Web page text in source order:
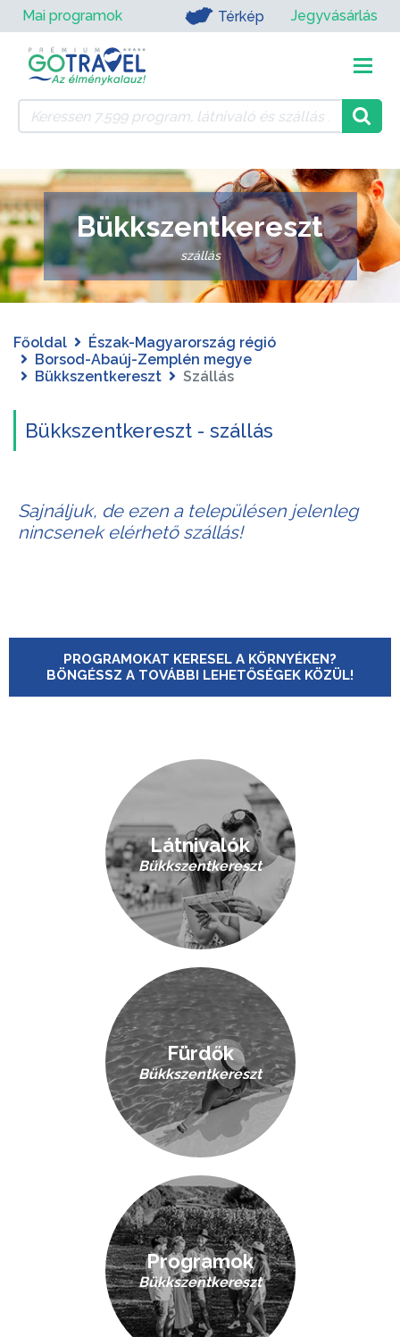
Mai programok Térkép Jegyvásárlás
Bükkszentkereszt
szállás
Főoldal
Észak-Magyarország régió
Borsod-Abaúj-Zemplén megye
Bükkszentkereszt
Szállás
Bükkszentkereszt - szállás
Sajnáljuk, de ezen a településen jelenleg
nincsenek elérhető szállás!
PROGRAMOKAT KERESEL A KÖRNYÉKEN?
BÖNGÉSSZ A TOVÁBBI LEHETŐSÉGEK KÖZÜL!
Látnivalók
Bükkszentkereszt
Fürdők
Bükkszentkereszt
Programok
Bükkszentkereszt